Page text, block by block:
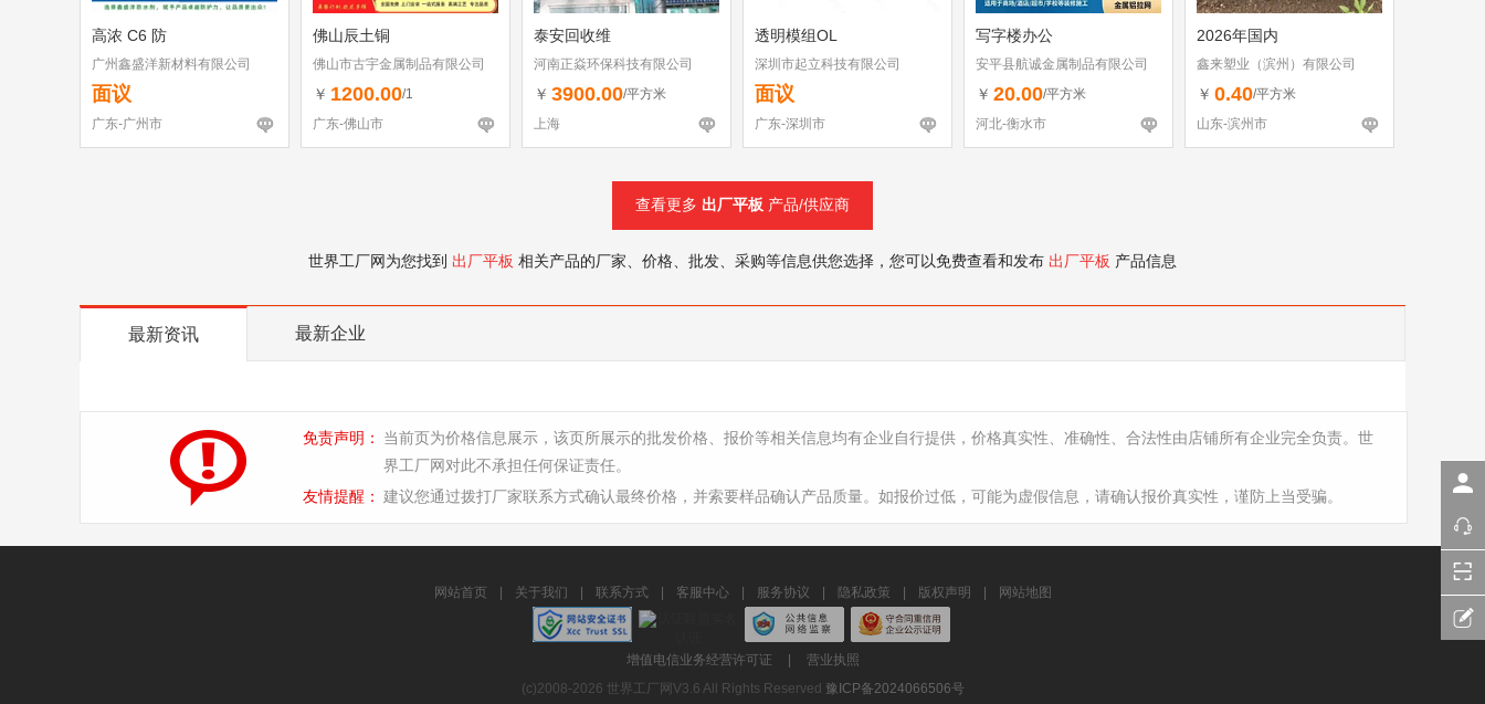
高浓 C6 防
广州鑫盛洋新材料有限公司
面议
广东-广州市
佛山辰土铜
佛山市古宇金属制品有限公司
￥ 1200.00/1
广东-佛山市
泰安回收维
河南正焱环保科技有限公司
￥ 3900.00/平方米
上海
透明模组OL
深圳市起立科技有限公司
面议
广东-深圳市
写字楼办公
安平县航诚金属制品有限公司
￥ 20.00/平方米
河北-衡水市
2026年国内
鑫来塑业（滨州）有限公司
￥ 0.40/平方米
山东-滨州市
查看更多 出厂平板 产品/供应商
世界工厂网为您找到 出厂平板 相关产品的厂家、价格、批发、采购等信息供您选择，您可以免费查看和发布 出厂平板 产品信息
最新资讯 最新企业
免责声明：
当前页为价格信息展示，该页所展示的批发价格、报价等相关信息均有企业自行提供，价格真实性、准确性、合法性由店铺所有企业完全负责。世
界工厂网对此不承担任何保证责任。
友情提醒： 建议您通过拨打厂家联系方式确认最终价格，并索要样品确认产品质量。如报价过低，可能为虚假信息，请确认报价真实性，谨防上当受骗。
网站首页 关于我们 联系方式 客服中心 服务协议 隐私政策 版权声明 网站地图
增值电信业务经营许可证
营业执照
(c)2008-2026 世界工厂网V3.6 All Rights Reserved 豫ICP备2024066506号